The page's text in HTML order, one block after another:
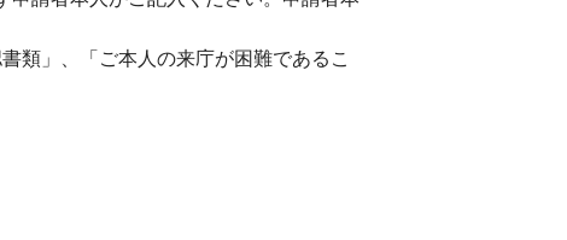
類」、「ご本人の来庁が困難であるこ